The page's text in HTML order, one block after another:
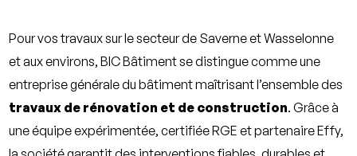
Pour vos travaux sur le secteur de Saverne et Wasselonne
et aux environs,BIC Bâtimentse distingue comme une
entreprise générale du bâtiment maîtrisant l’ensemble des
travaux de rénovation et de construction. Grâce à
une équipe expérimentée, certifiée RGE et partenaire Effy,